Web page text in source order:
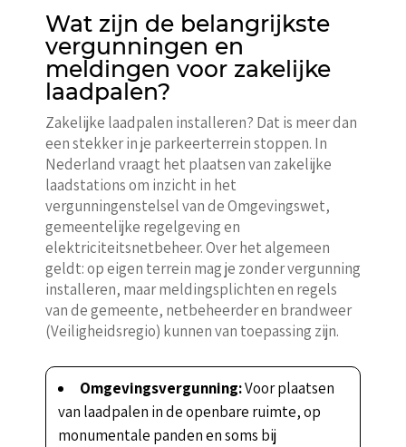
Wat zijn de belangrijkste
vergunningen en
meldingen voor zakelijke
laadpalen?
Zakelijke laadpalen installeren? Dat is meer dan
een stekker in je parkeerterrein stoppen. In
Nederland vraagt het plaatsen van zakelijke
laadstations om inzicht in het
vergunningenstelsel van de Omgevingswet,
gemeentelijke regelgeving en
elektriciteitsnetbeheer. Over het algemeen
geldt: op eigen terrein mag je zonder vergunning
installeren, maar meldingsplichten en regels
van de gemeente, netbeheerder en brandweer
(Veiligheidsregio) kunnen van toepassing zijn.
Omgevingsvergunning:Voor plaatsen
van laadpalen in de openbare ruimte, op
monumentale panden en soms bij